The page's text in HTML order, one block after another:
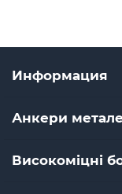
Информация
Анкери
Високоміцні